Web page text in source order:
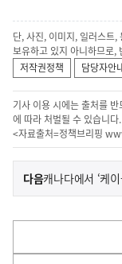
단, 사진, 이미지, 일러스트
보유하고 있지 아니하므로,
저작권정책
담당자안
기사 이용 시에는 출처를
에 따라 처벌될 수 있습니다.
<자료출처=정책브리핑
이
전
다
음
다음기
캐나다에서 ‘케